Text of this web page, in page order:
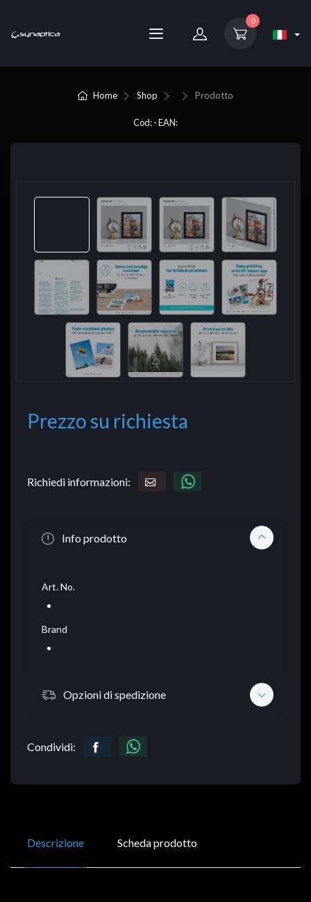
0
Home Shop Prodotto
Cod: - EAN:
Prezzo su richiesta
Richiedi informazioni:
Info prodotto
Art. No.
Brand
Opzioni di spedizione
Condividi:
Descrizione Scheda prodotto